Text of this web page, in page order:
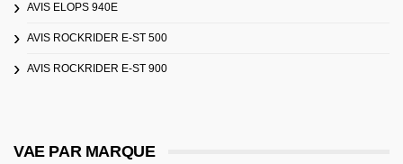
AVIS ELOPS 940E
AVIS ROCKRIDER E-ST 500
AVIS ROCKRIDER E-ST 900
VAE PAR MARQUE